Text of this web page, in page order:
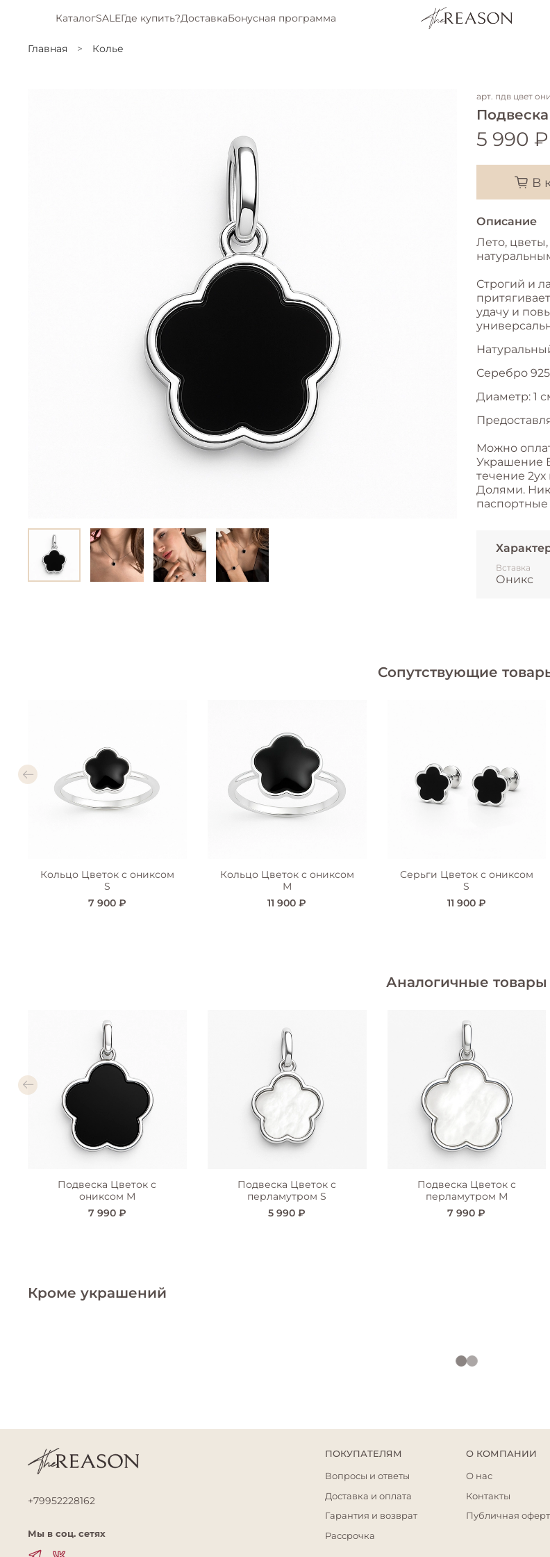
КаталогSALEГде купить?ДоставкаБонусная программа
Главная Колье
арт. пдв цвет
5 990 ₽
В
Описание
Лето,
Строгий и
удачу и
Серебро
Диаметр: 1
Можно
Украшение
течение
Долями.
Вставка
Оникс
Сопутствующие
Кольцо Цветок с ониксом
S
7 900 ₽
Кольцо Цветок с ониксом
М
11 900 ₽
Серьги Цветок с ониксом
S
11 900 ₽
Аналогичные товары
Подвеска Цветок с
ониксом М
7 990 ₽
Подвеска Цветок с
перламутром S
5 990 ₽
Подвеска Цветок с
перламутром М
7 990 ₽
Кроме украшений
ПОКУПАТЕЛЯМ
Вопросы и ответы
Доставка и оплата
Гарантия и возврат
Рассрочка
О КОМПАНИИ
О нас
Контакты
Публичная
+79952228162
Мы в соц. сетях